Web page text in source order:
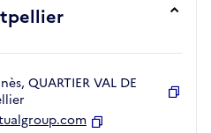
QUARTIER VAL DE